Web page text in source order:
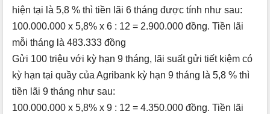
hiện tại là 5,8 % thì tiền lãi 6 tháng được tính như sau:
100.000.000 x 5,8% x 6 : 12 = 2.900.000 đồng. Tiền lãi
mỗi tháng là 483.333 đồng
Gửi 100 triệu với kỳ hạn 9 tháng, lãi suất gửi tiết kiệm có
kỳ hạn tại quầy của Agribank kỳ hạn 9 tháng là 5,8 % thì
tiền lãi 9 tháng như sau:
100.000.000 x 5,8% x 9 : 12 = 4.350.000 đồng. Tiền lãi